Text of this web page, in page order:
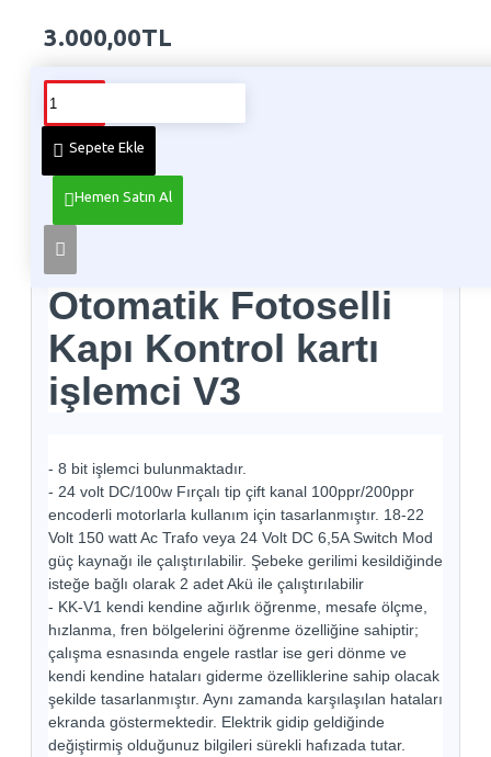
3.000,00TL
Sepete Ekle
Hemen Satın Al
Whatsapp Sipariş
Telefon İle Sipariş
Ürün Bilgisi
Otomatik Fotoselli
Kapı Kontrol kartı
işlemci V3
- 8 bit işlemci bulunmaktadır.
- 24 volt DC/100w Fırçalı tip çift kanal 100ppr/200ppr
encoderli motorlarla kullanım için tasarlanmıştır. 18-22
Volt 150 watt Ac Trafo veya 24 Volt DC 6,5A Switch Mod
güç kaynağı ile çalıştırılabilir. Şebeke gerilimi kesildiğinde
isteğe bağlı olarak 2 adet Akü ile çalıştırılabilir
- KK-V1 kendi kendine ağırlık öğrenme, mesafe ölçme,
hızlanma, fren bölgelerini öğrenme özelliğine sahiptir;
çalışma esnasında engele rastlar ise geri dönme ve
kendi kendine hataları giderme özelliklerine sahip olacak
şekilde tasarlanmıştır. Aynı zamanda karşılaşılan hataları
ekranda göstermektedir. Elektrik gidip geldiğinde
değiştirmiş olduğunuz bilgileri sürekli hafızada tutar.